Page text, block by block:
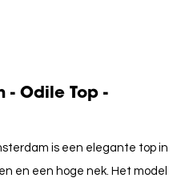
- Odile Top -
is een elegante top in
en een hoge nek. Het model